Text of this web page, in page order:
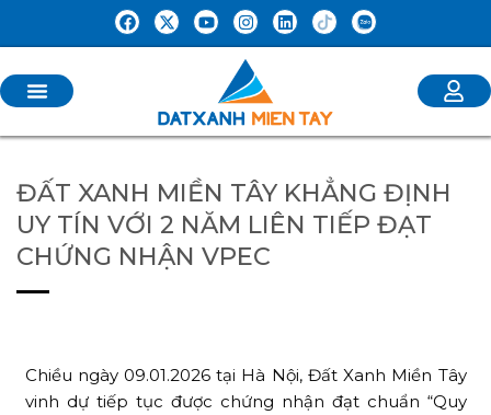
ĐẤT XANH MIỀN TÂY KHẲNG ĐỊNH
UY TÍN VỚI 2 NĂM LIÊN TIẾP ĐẠT
CHỨNG NHẬN VPEC
Chiều ngày 09.01.2026 tại Hà Nội, Đất Xanh Miền Tây
vinh dự tiếp tục được chứng nhận đạt chuẩn “Quy